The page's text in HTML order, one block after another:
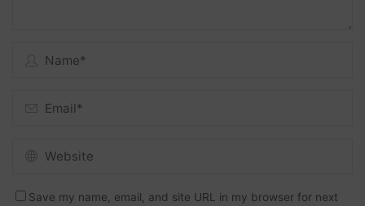
Save my name, email, and site URL in my browser for next